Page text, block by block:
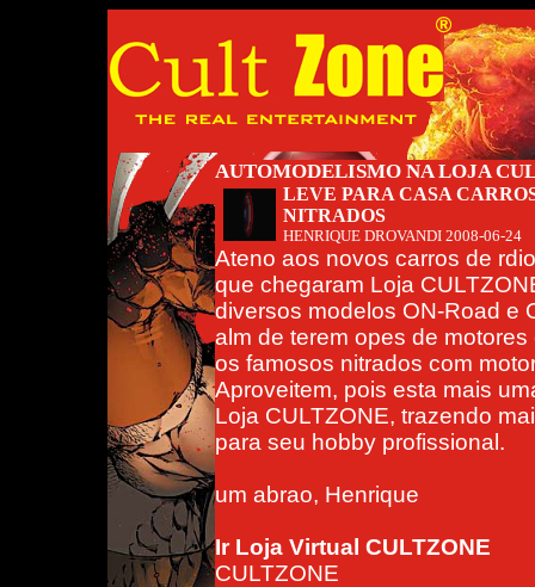
AUTOMODELISMO NA LOJA
LEVE PARA CASA
NITRADOS
HENRIQUE DROVANDI 2008-06-24
Ateno aos novos carros de
que chegaram Loja
diversos modelos ON-Road e
alm de terem opes de motores
os famosos nitrados com
Aproveitem, pois esta mais
Loja CULTZONE, trazendo
para seu hobby profissional.
um abrao, Henrique
Ir Loja Virtual CULTZONE
CULTZONE